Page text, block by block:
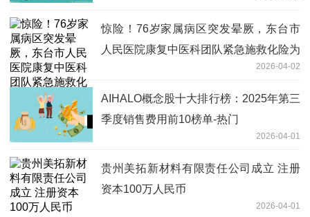
惊险！76岁家属病区突发晕厥，东台市
人民医院康复中医科团队紧急施救化险为
2026-04-02
AIHALO概念股十大排行榜：2025年第三
季度销售费用前10榜单-热门
2026-04-01
贵州美拓新材料有限责任公司成立 注册
资本100万人民币
2026-04-01